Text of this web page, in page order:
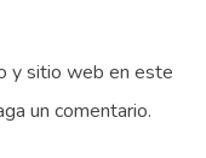
y sitio web en este
un comentario.